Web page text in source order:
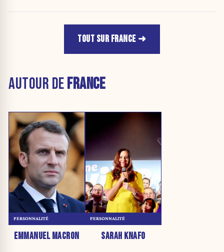
TOUT SUR FRANCE
AUTOUR DEFRANCE
EMMANUEL MACRON
PERSONNALITÉ
SARAH KNAFO
PERSONNALITÉ